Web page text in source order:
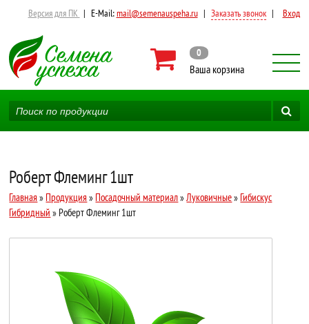
Версия для ПК | E-Mail:mail@semenauspeha.ru | Заказать звонок | Вход
0
Ваша корзина
Роберт Флеминг 1шт
Главная » Продукция » Посадочный материал» Луковичные» Гибискус
Гибридный » Роберт Флеминг 1шт